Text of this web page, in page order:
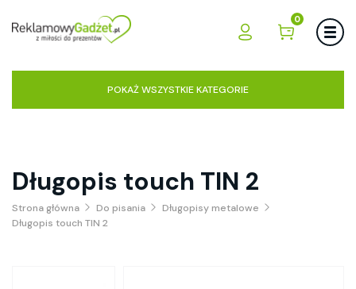
0
POKAŻ WSZYSTKIE KATEGORIE
Długopis touch TIN 2
Strona główna Do pisania
Długopisy metalowe
Długopis touch TIN 2